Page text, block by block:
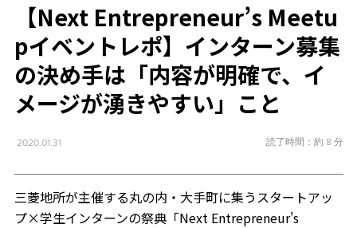
【Next Entrepreneur’s Meetu
pイベントレポ】インターン募集
の決め手は「内容が明確で、イ
メージが湧きやすい」こと
2020.01.31 読了時間：約 8 分
三菱地所が主催する丸の内・大手町に集うスタートアッ
プ×学生インターンの祭典「Next Entrepreneur's